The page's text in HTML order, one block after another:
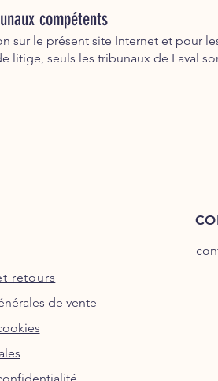
compétents
sur le présent site Internet et pour
litige, seuls les tribunaux de Laval
retours
de vente